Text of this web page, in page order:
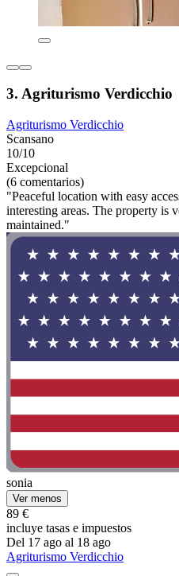
3. Agriturismo Verdicchio
Agriturismo Verdicchio
Scansano
10/10
Excepcional
(6 comentarios)
"Peaceful location with easy
interesting areas. The property is
maintained."
sonia
Ver menos
89 €
incluye tasas e impuestos
Del 17 ago al 18 ago
Agriturismo Verdicchio